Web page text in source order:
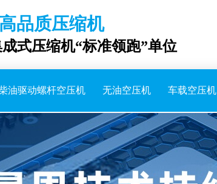
品质压缩机
式压缩机“标准领跑”单位
油驱动螺杆空压机 无油空压机 车载空压机